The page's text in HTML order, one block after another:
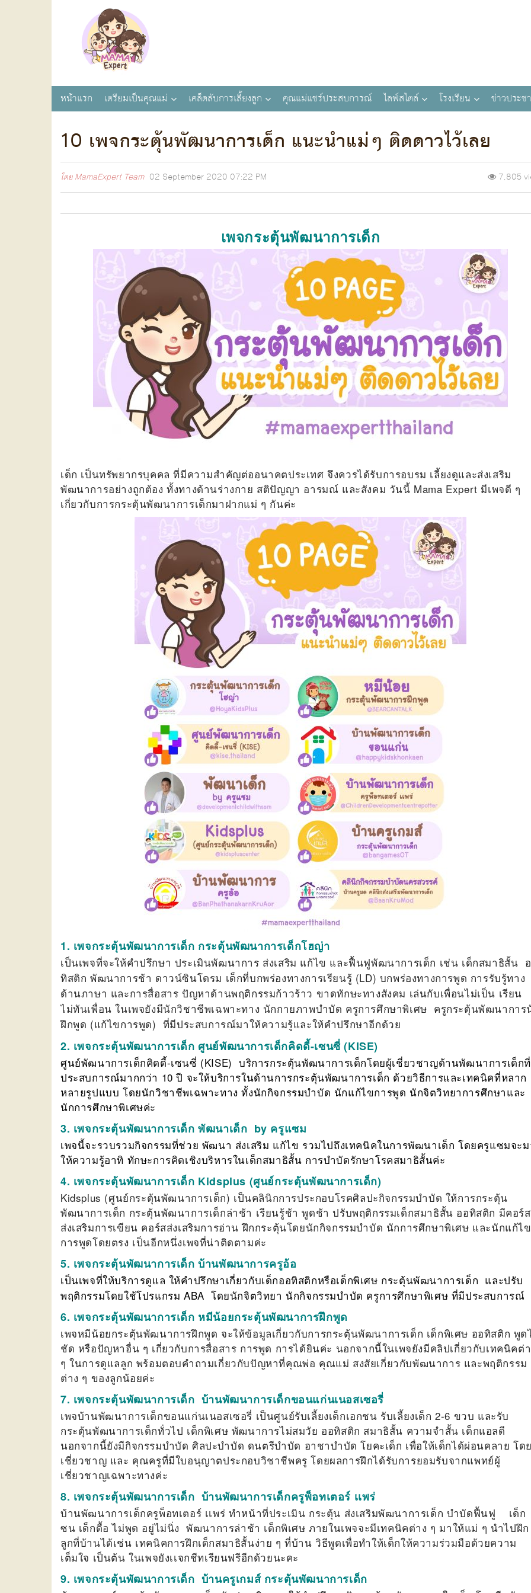
หน้าแรก เตรียมเป็นคุณแม่ เคล็ดลับการเลี้ยงลูก คุณแม่แชร์ประสบการณ์ ไลฟ์สไตล์ โรงเรียน ข่าวประ
10 เพจกระตุ้นพัฒนาการเด็ก แนะนำแม่ๆ ติดดาวไว้เลย
โดยMamaExpert Team 02 September 2020 07:22 PM 7,805
เพจกระตุ้นพัฒนาการเด็ก
เด็ก เป็นทรัพยากรบุคคล ที่มีความสำคัญต่ออนาคตประเทศ จึงควรได้รับการอบรม เลี้ยงดูและส่งเสริม
พัฒนาการอย่างถูกต้อง ทั้งทางด้านร่างกาย สติปัญญา อารมณ์ และสังคม วันนี้ Mama Expert มีเพจดี ๆ
เกี่ยวกับการกระตุ้นพัฒนาการเด็กมาฝากแม่ ๆ กันค่ะ
1. เพจกระตุ้นพัฒนาการเด็ก กระตุ้นพัฒนาการเด็กโฮญ่า
เป็นเพจที่จะให้คำปรึกษา ประเมินพัฒนาการ ส่งเสริม แก้ไข และฟื้นฟูพัฒนาการเด็ก เช่น เด็กสมาธิสั้น
ทิสติก พัฒนาการช้า ดาวน์ซินโดรม เด็กที่บกพร่องทางการเรียนรู้ (LD) บกพร่องทางการพูด การรับรู้ทาง
ด้านภาษา และการสื่อสาร ปัญหาด้านพฤติกรรมก้าวร้าว ขาดทักษะทางสังคม เล่นกับเพื่อนไม่เป็น เรียน
ไม่ทันเพื่อน ในเพจยังมีนักวิชาชีพเฉพาะทาง นักกายภาพบำบัด ครูการศึกษาพิเศษ ครูกระตุ้นพัฒนาการ
ฝึกพูด (แก้ไขการพูด) ที่มีประสบการณ์มาให้ความรู้และให้คำปรึกษาอีกด้วย
2. เพจกระตุ้นพัฒนาการเด็ก ศูนย์พัฒนาการเด็กคิดดี้-เซนซี่ (KISE)
ศูนย์พัฒนาการเด็กคิดดี้-เซนซี่ (KISE) บริการกระตุ้นพัฒนาการเด็กโดยผู้เชี่ยวชาญด้านพัฒนาการเด็ก
ประสบการณ์มากกว่า 10 ปี จะให้บริการในด้านการกระตุ้นพัฒนาการเด็ก ด้วยวิธีการและเทคนิคที่หลาก
หลายรูปแบบ โดยนักวิชาชีพเฉพาะทาง ทั้งนักกิจกรรมบำบัด นักแก้ไขการพูด นักจิตวิทยาการศึกษาและ
นักการศึกษาพิเศษค่ะ
3. เพจกระตุ้นพัฒนาการเด็ก พัฒนาเด็ก by ครูแซม
เพจนี้จะรวบรวมกิจกรรมที่ช่วย พัฒนา ส่งเสริม แก้ไข รวมไปถึงเทคนิคในการพัฒนาเด็ก โดยครูแซมจะม
ให้ความรู้อาทิ ทักษะการคิดเชิงบริหารในเด็กสมาธิสั้น การบำบัดรักษาโรคสมาธิสั้นค่ะ
4. เพจกระตุ้นพัฒนาการเด็ก Kidsplus (ศูนย์กระตุ้นพัฒนาการเด็ก)
Kidsplus (ศูนย์กระตุ้นพัฒนาการเด็ก) เป็นคลินิกการประกอบโรคศิลปะกิจกรรมบำบัด ให้การกระตุ้น
พัฒนาการเด็ก กระตุ้นพัฒนาการเด็กล่าช้า เรียนรู้ช้า พูดช้า ปรับพฤติกรรมเด็กสมาธิสั้น ออทิสติก มีคอร์ส
ส่งเสริมการเขียน คอร์สส่งเสริมการอ่าน ฝึกกระตุ้นโดยนักกิจกรรมบำบัด นักการศึกษาพิเศษ และนักแก้ไข
การพูดโดยตรง เป็นอีกหนึ่งเพจที่น่าติดตามค่ะ
5. เพจกระตุ้นพัฒนาการเด็ก บ้านพัฒนาการครูอ้อ
เป็นเพจที่ให้บริการดูแล ให้คำปรึกษาเกี่ยวกับเด็กออทิสติกหรือเด็กพิเศษ กระตุ้นพัฒนาการเด็ก และปรับ
พฤติกรรมโดยใช้โปรแกรม ABA โดยนักจิตวิทยา นักกิจกรรมบำบัด ครูการศึกษาพิเศษ ที่มีประสบการณ์
6. เพจกระตุ้นพัฒนาการเด็ก หมีน้อยกระตุ้นพัฒนาการฝึกพูด
เพจหมีน้อยกระตุ้นพัฒนาการฝึกพูด จะให้ข้อมูลเกี่ยวกับการกระตุ้นพัฒนาการเด็ก เด็กพิเศษ ออทิสติก พูด
ชัด หรือปัญหาอื่น ๆ เกี่ยวกับการสื่อสาร การพูด การได้ยินค่ะ นอกจากนี้ในเพจยังมีคลิปเกี่ยวกับเทคนิคต่
ๆ ในการดูแลลูก พร้อมตอบคำถามเกี่ยวกับปัญหาที่คุณพ่อ คุณแม่ สงสัยเกี่ยวกับพัฒนาการ และพฤติกรรม
ต่าง ๆ ของลูกน้อยค่ะ
7. เพจกระตุ้นพัฒนาการเด็ก บ้านพัฒนาการเด็กขอนแก่นเนอสเซอรี่
เพจบ้านพัฒนาการเด็กขอนแก่นเนอสเซอรี่ เป็นศูนย์รับเลี้ยงเด็กเอกชน รับเลี้ยงเด็ก 2-6 ขวบ และรับ
กระตุ้นพัฒนาการเด็กทั่วไป เด็กพิเศษ พัฒนาการไม่สมวัย ออทิสติก สมาธิสั้น ความจำสั้น เด็กแอลดี
นอกจากนี้ยังมีกิจกรรมบำบัด ศิลปะบำบัด ดนตรีบำบัด อาชาบำบัด โยคะเด็ก เพื่อให้เด็กได้ผ่อนคลาย โด
เชี่ยวชาญ และ คุณครูที่มีใบอนุญาตประกอบวิชาชีพครู โดยผลการฝึกได้รับการยอมรับจากแพทย์ผู้
เชี่ยวชาญเฉพาะทางค่ะ
8. เพจกระตุ้นพัฒนาการเด็ก บ้านพัฒนาการเด็กครูพ็อทเตอร์ เเพร่
บ้านพัฒนาการเด็กครูพ็อทเตอร์ เเพร่ ทำหน้าที่ประเมิน กระตุ้น ส่งเสริมพัฒนาการเด็ก บำบัดฟื้นฟู เด็ก
ซน เด็กดื้อ ไม่พูด อยู่ไม่นิ่ง พัฒนาการล่าช้า เด็กพิเศษ ภายในเพจจะมีเทคนิคต่าง ๆ มาให้แม่ ๆ นำไปฝึก
ลูกที่บ้านได้เช่น เทคนิคการฝึกเด็กสมาธิสั้นง่าย ๆ ที่บ้าน วิธีพูดเพื่อทำให้เด็กให้ความร่วมมือด้วยความ
เต็มใจ เป็นต้น ในเพจยังเเจกชีทเรียนฟรีอีกด้วยนะคะ
9. เพจกระตุ้นพัฒนาการเด็ก บ้านครูเกมส์ กระตุ้นพัฒนาการเด็ก